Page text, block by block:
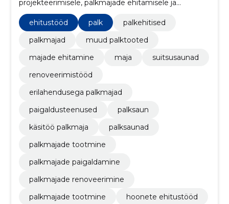
projekteerimisele, palkmajade ehitamisele ja
ehitustööd
palk
palkehitised
palkmajad
muud palktooted
majade ehitamine
maja
suitsusaunad
renoveerimistööd
erilahendusega palkmajad
paigaldusteenused
palksaun
käsitöö palkmaja
palksaunad
palkmajade tootmine
palkmajade paigaldamine
palkmajade renoveerimine
palkmajade tootmine
hoonete ehitustööd